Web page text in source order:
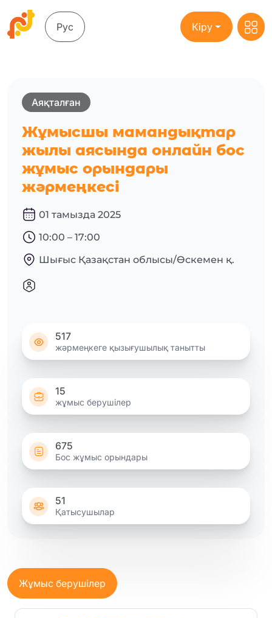
Рус Кіру
Аяқталған
Жұмысшы мамандықтар
жылы аясында онлайн бос
жұмыс орындары
жәрмеңкесі
01 тамызда 2025
10:00 – 17:00
Шығыс Қазақстан облысы/Өскемен қ.
517
жәрмеңкеге қызығушылық танытты
15
жұмыс берушілер
675
Бос жұмыс орындары
51
Қатысушылар
Жұмыс берушілер